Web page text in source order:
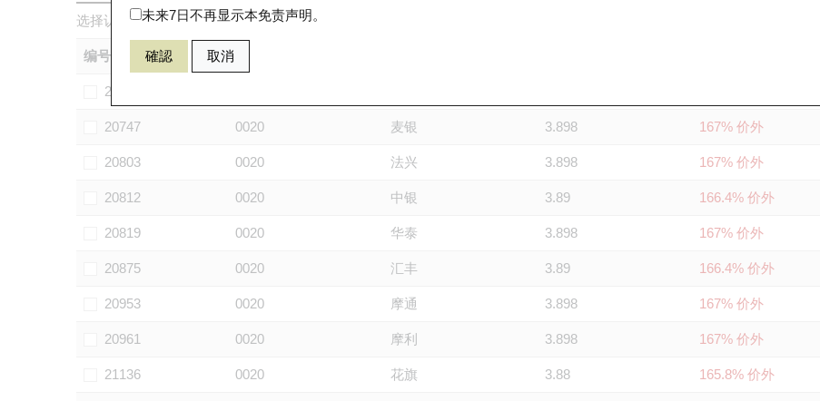
未来7日不再显示本免责声明。
確認 取消
选择认股证作比较*你可以选择最多五只认股证
编号
28225
20747 0020 麦银 3.898 167% 价外
20803 0020 法兴 3.898 167% 价外
20812 0020 中银 3.89 166.4% 价外
20819 0020 华泰 3.898 167% 价外
20875 0020 汇丰 3.89 166.4% 价外
20953 0020 摩通 3.898 167% 价外
20961 0020 摩利 3.898 167% 价外
21136 0020 花旗 3.88 165.8% 价外